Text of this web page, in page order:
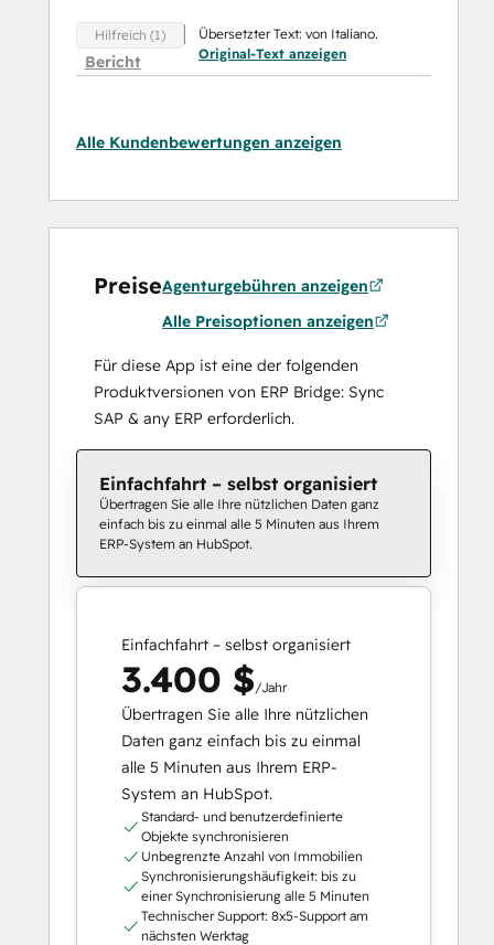
Hilfreich (1)
Bericht
Übersetzter Text: von Italiano.
Original-Text anzeigen
Alle Kundenbewertungen anzeigen
PreiseAgenturgebühren anzeigen
Alle Preisoptionen anzeigen
Für diese App ist eine der folgenden
Produktversionen von ERP Bridge: Sync
SAP & any ERP erforderlich.
Einfachfahrt – selbst organisiert
Übertragen Sie alle Ihre nützlichen Daten ganz
einfach bis zu einmal alle 5 Minuten aus Ihrem
ERP-System an HubSpot.
Einfachfahrt – selbst organisiert
3.400 $/Jahr
Übertragen Sie alle Ihre nützlichen
Daten ganz einfach bis zu einmal
alle 5 Minuten aus Ihrem ERP-
System an HubSpot.
Standard- und benutzerdefinierte
Objekte synchronisieren
Unbegrenzte Anzahl von Immobilien
Synchronisierungshäufigkeit: bis zu
einer Synchronisierung alle 5 Minuten
Technischer Support: 8x5-Support am
nächsten Werktag